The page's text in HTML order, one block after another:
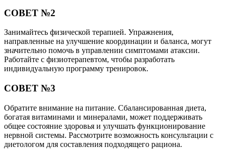
СОВЕТ №2
Занимайтесь физической терапией. Упражнения,
направленные на улучшение координации и баланса, могут
значительно помочь в управлении симптомами атаксии.
Работайте с физиотерапевтом, чтобы разработать
индивидуальную программу тренировок.
СОВЕТ №3
Обратите внимание на питание. Сбалансированная диета,
богатая витаминами и минералами, может поддерживать
общее состояние здоровья и улучшать функционирование
нервной системы. Рассмотрите возможность консультации с
диетологом для составления подходящего рациона.